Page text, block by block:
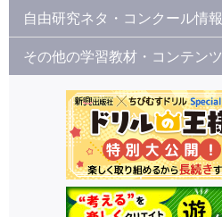
自由研究ネタ・コンクール情報
その他の学習教材・コンテンツ